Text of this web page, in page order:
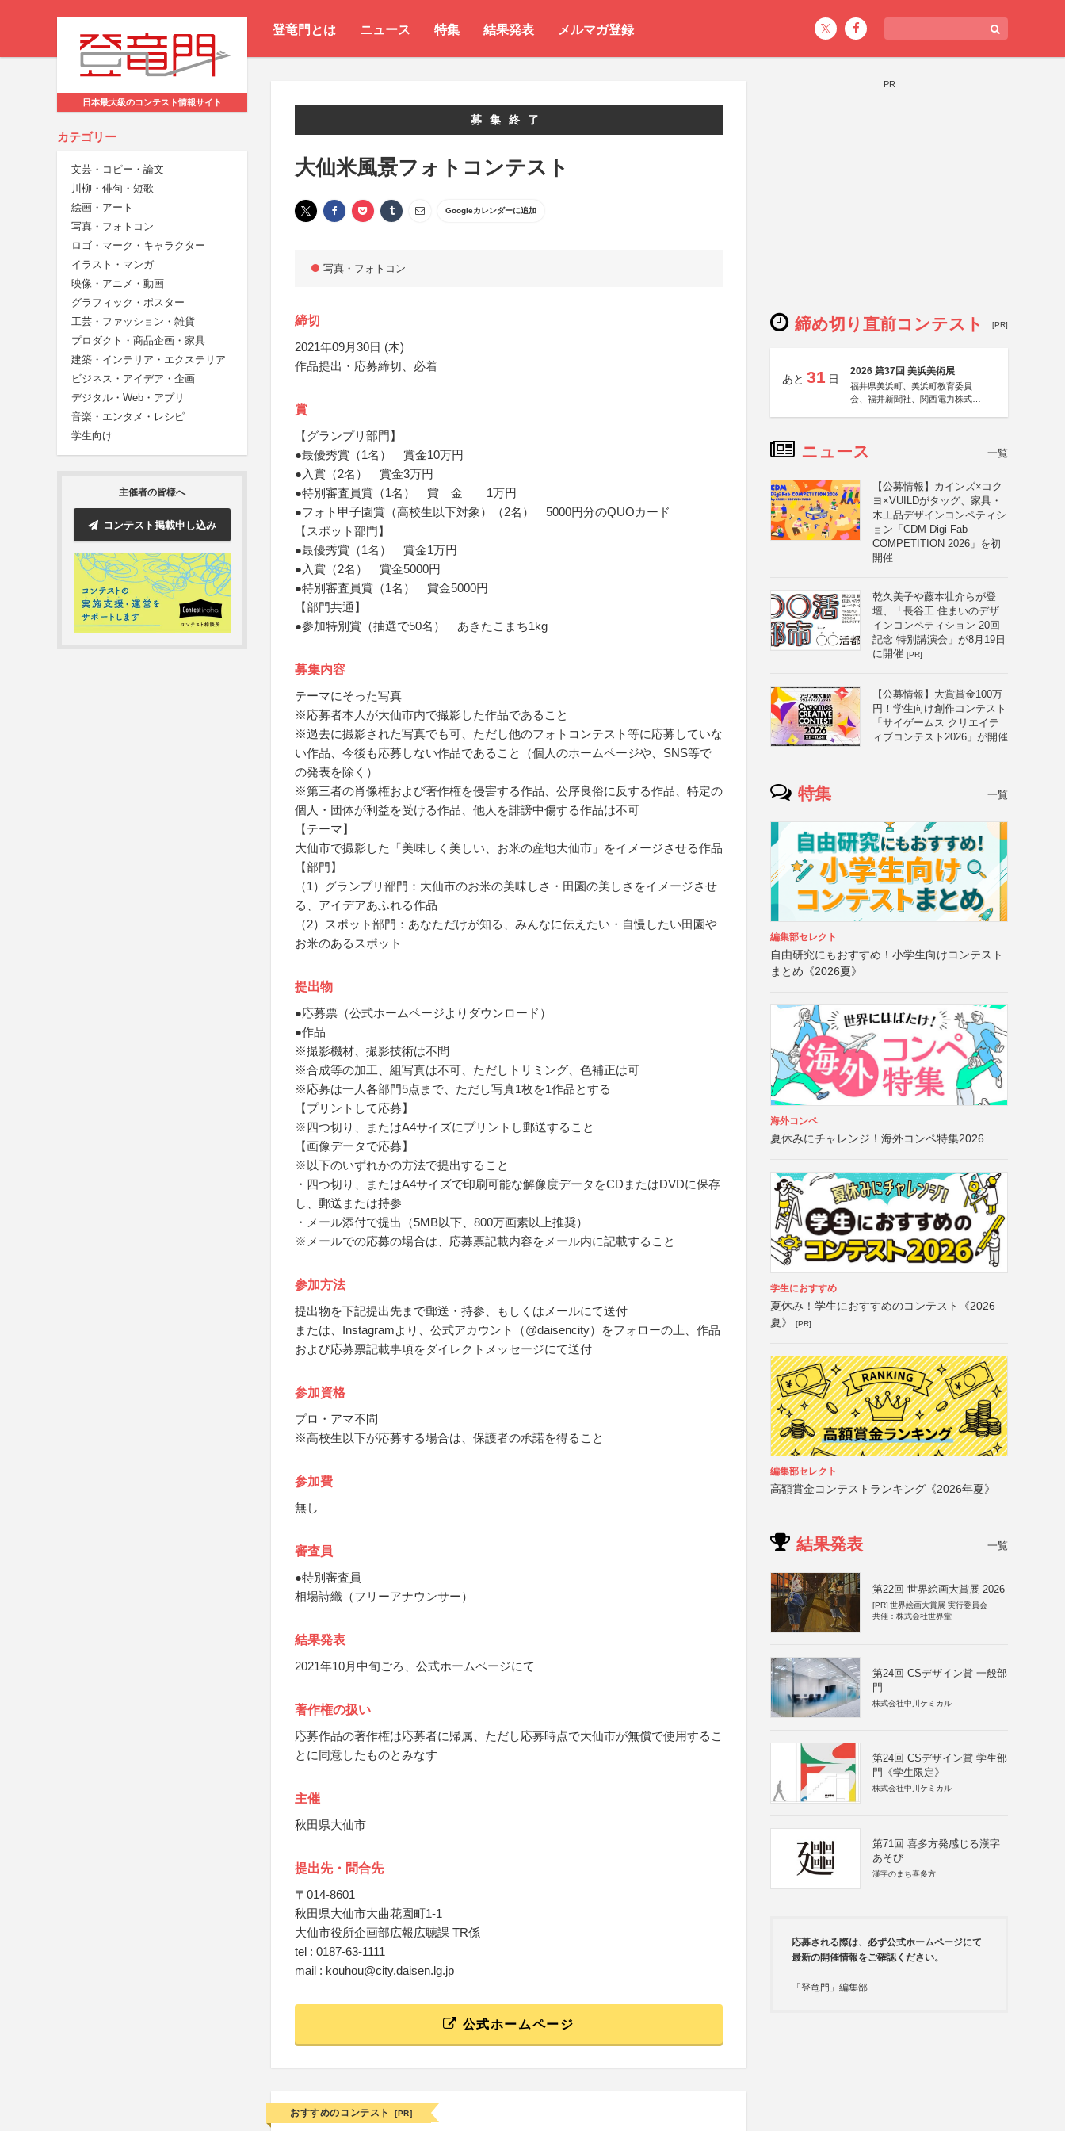
登竜門とは ニュース 特集 結果発表 メルマガ登録
日本最大級のコンテスト情報サイト
カテゴリー
文芸・コピー・論文
川柳・俳句・短歌
絵画・アート
写真・フォトコン
ロゴ・マーク・キャラクター
イラスト・マンガ
映像・アニメ・動画
グラフィック・ポスター
工芸・ファッション・雑貨
プロダクト・商品企画・家具
建築・インテリア・エクステリア
ビジネス・アイデア・企画
デジタル・Web・アプリ
音楽・エンタメ・レシピ
学生向け
主催者の皆様へ
コンテスト掲載申し込み
募集終了
大仙米風景フォトコンテスト
Googleカレンダーに追加
写真・フォトコン
締切
2021年09月30日 (木)
作品提出・応募締切、必着
賞
【グランプリ部門】
●最優秀賞（1名） 賞金10万円
●入賞（2名） 賞金3万円
●特別審査員賞（1名） 賞 金 1万円
●フォト甲子園賞（高校生以下対象）（2名） 5000円分のQUOカード
【スポット部門】
●最優秀賞（1名） 賞金1万円
●入賞（2名） 賞金5000円
●特別審査員賞（1名） 賞金5000円
【部門共通】
●参加特別賞（抽選で50名） あきたこまち1kg
募集内容
テーマにそった写真
※応募者本人が大仙市内で撮影した作品であること
※過去に撮影された写真でも可、ただし他のフォトコンテスト等に応募していな
い作品、今後も応募しない作品であること（個人のホームページや、SNS等で
の発表を除く）
※第三者の肖像権および著作権を侵害する作品、公序良俗に反する作品、特定の
個人・団体が利益を受ける作品、他人を誹謗中傷する作品は不可
【テーマ】
大仙市で撮影した「美味しく美しい、お米の産地大仙市」をイメージさせる作品
【部門】
（1）グランプリ部門：大仙市のお米の美味しさ・田園の美しさをイメージさせ
る、アイデアあふれる作品
（2）スポット部門：あなただけが知る、みんなに伝えたい・自慢したい田園や
お米のあるスポット
提出物
●応募票（公式ホームページよりダウンロード）
●作品
※撮影機材、撮影技術は不問
※合成等の加工、組写真は不可、ただしトリミング、色補正は可
※応募は一人各部門5点まで、ただし写真1枚を1作品とする
【プリントして応募】
※四つ切り、またはA4サイズにプリントし郵送すること
【画像データで応募】
※以下のいずれかの方法で提出すること
・四つ切り、またはA4サイズで印刷可能な解像度データをCDまたはDVDに保存
し、郵送または持参
・メール添付で提出（5MB以下、800万画素以上推奨）
※メールでの応募の場合は、応募票記載内容をメール内に記載すること
参加方法
提出物を下記提出先まで郵送・持参、もしくはメールにて送付
または、Instagramより、公式アカウント（@daisencity）をフォローの上、作品
および応募票記載事項をダイレクトメッセージにて送付
参加資格
プロ・アマ不問
※高校生以下が応募する場合は、保護者の承諾を得ること
参加費
無し
審査員
●特別審査員
相場詩織（フリーアナウンサー）
結果発表
2021年10月中旬ごろ、公式ホームページにて
著作権の扱い
応募作品の著作権は応募者に帰属、ただし応募時点で大仙市が無償で使用するこ
とに同意したものとみなす
主催
秋田県大仙市
提出先・問合先
〒014-8601
秋田県大仙市大曲花園町1-1
大仙市役所企画部広報広聴課 TR係
tel : 0187-63-1111
mail : kouhou@city.daisen.lg.jp
公式ホームページ
おすすめのコンテスト [PR]
PR
締め切り直前コンテスト [PR]
あと 31 日
2026 第37回 美浜美術展
福井県美浜町、美浜町教育委員
会、福井新聞社、関西電力株式会
ニュース 一覧
【公募情報】カインズ×コク
ヨ×VUILDがタッグ、家具・
木工品デザインコンペティシ
ョン「CDM Digi Fab
COMPETITION 2026」を初
開催
乾久美子や藤本壮介らが登
壇、「長谷工 住まいのデザ
インコンペティション 20回
記念 特別講演会」が8月19日
に開催 [PR]
【公募情報】大賞賞金100万
円！学生向け創作コンテスト
「サイゲームス クリエイテ
ィブコンテスト2026」が開催
特集 一覧
編集部セレクト
自由研究にもおすすめ！小学生向けコンテスト
まとめ《2026夏》
海外コンペ
夏休みにチャレンジ！海外コンペ特集2026
学生におすすめ
夏休み！学生におすすめのコンテスト《2026
夏》
[PR]
編集部セレクト
高額賞金コンテストランキング《2026年夏》
結果発表 一覧
第22回 世界絵画大賞展 2026
[PR] 世界絵画大賞展 実行委員会
共催：株式会社世界堂
第24回 CSデザイン賞 一般部
門
株式会社中川ケミカル
第24回 CSデザイン賞 学生部
門《学生限定》
株式会社中川ケミカル
第71回 喜多方発感じる漢字
あそび
漢字のまち喜多方
応募される際は、必ず公式ホームページにて
最新の開催情報をご確認ください。
「登竜門」編集部